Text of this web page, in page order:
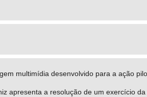
multimídia desenvolvido para a ação
apresenta a resolução de um exercício